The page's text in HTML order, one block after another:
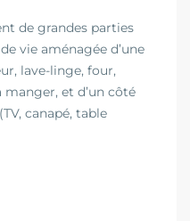
de grandes parties
vie aménagée d’une
lave-linge, four,
et d’un côté
canapé, table